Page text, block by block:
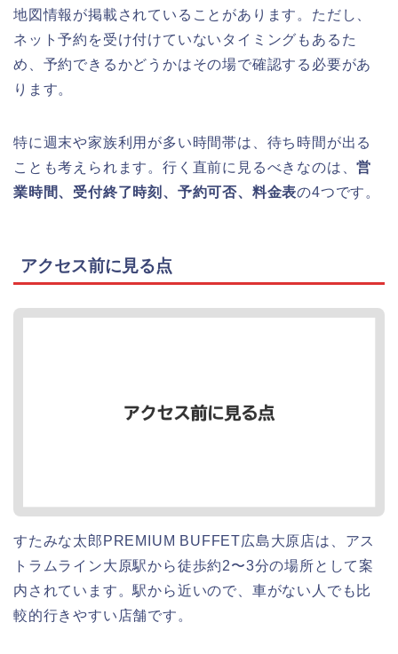
地図情報が掲載されていることがあります。ただし、
ネット予約を受け付けていないタイミングもあるた
め、予約できるかどうかはその場で確認する必要があ
ります。
特に週末や家族利用が多い時間帯は、待ち時間が出る
ことも考えられます。行く直前に見るべきなのは、営
業時間、受付終了時刻、予約可否、料金表の4つです。
アクセス前に見る点
すたみな太郎PREMIUM BUFFET広島大原店は、アス
トラムライン大原駅から徒歩約2〜3分の場所として案
内されています。駅から近いので、車がない人でも比
較的行きやすい店舗です。